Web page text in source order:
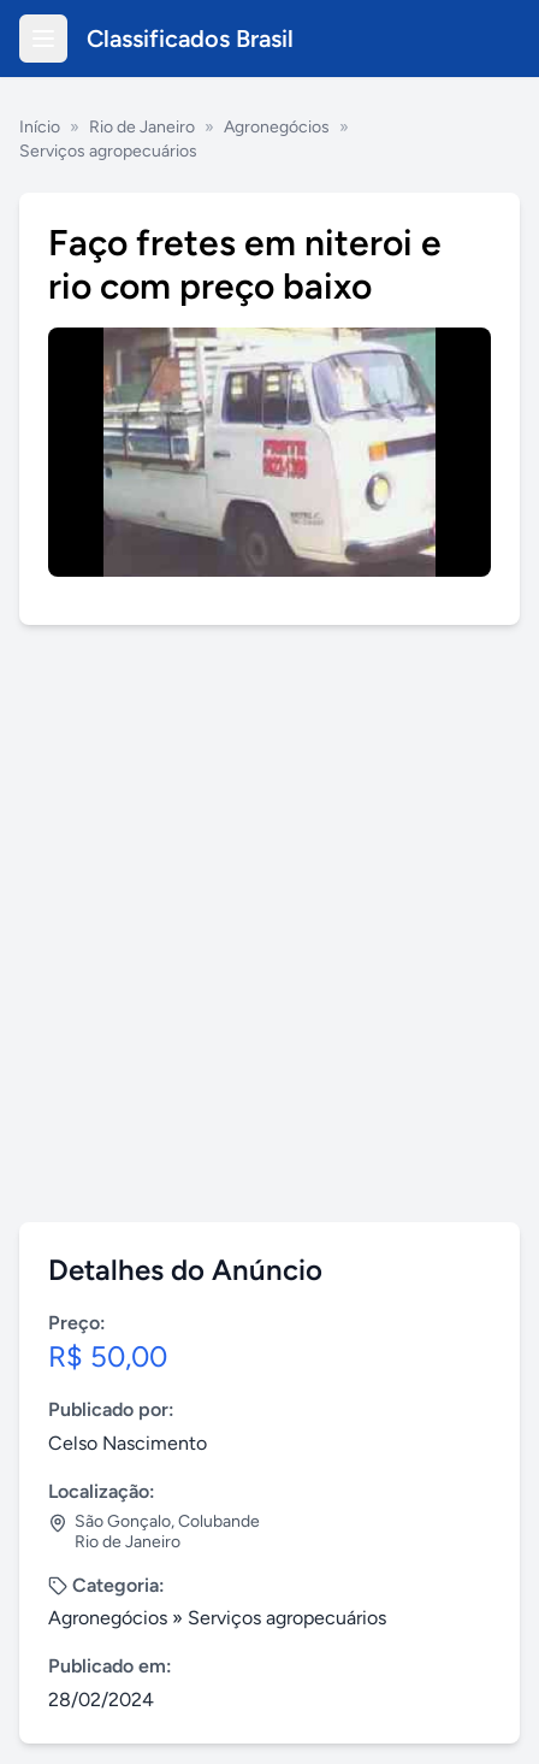
Classificados Brasil
Início » Rio de Janeiro » Agronegócios »
Serviços agropecuários
Faço fretes em niteroi e
rio com preço baixo
Detalhes do Anúncio
Preço:
R$ 50,00
Publicado por:
Celso Nascimento
Localização:
São Gonçalo,Colubande
Rio de Janeiro
Categoria:
Agronegócios » Serviços agropecuários
Publicado em:
28/02/2024